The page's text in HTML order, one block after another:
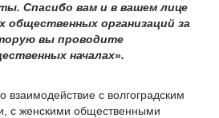
Спасибо вам и в вашем лице
общественных организаций за
вы проводите
началах».
взаимодействие с волгоградским
с женскими общественными